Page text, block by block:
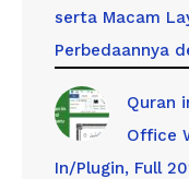
serta Macam
Perbedaannya
Quran
Office
In/Plugin, Full